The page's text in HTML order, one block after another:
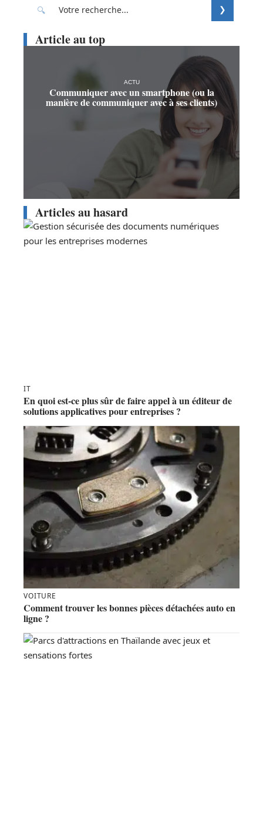
Article au top
ACTU
Communiquer avec un smartphone (ou la
manière de communiquer avec à ses clients)
Articles au hasard
IT
En quoi est-ce plus sûr de faire appel à un éditeur de
solutions applicatives pour entreprises ?
VOITURE
Comment trouver les bonnes pièces détachées auto en
ligne ?